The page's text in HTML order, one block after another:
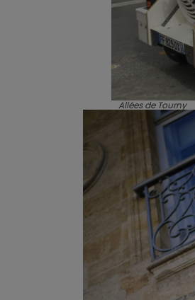
Allées de Tourny